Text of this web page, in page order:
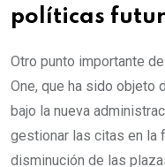
políticas
Otro punto importante
One, que ha sido objeto
bajo la nueva
gestionar las citas en la
disminución de las